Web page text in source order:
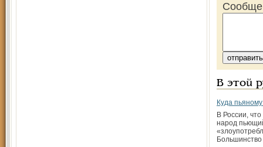
В этой
Куда
В России, что
народ
Большинство